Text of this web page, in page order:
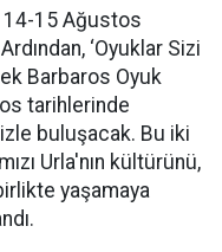
14-15 Ağustos
‘Oyuklar Sizi
Barbaros Oyuk
tarihlerinde
buluşacak. Bu iki
Urla'nın kültürünü,
yaşamaya